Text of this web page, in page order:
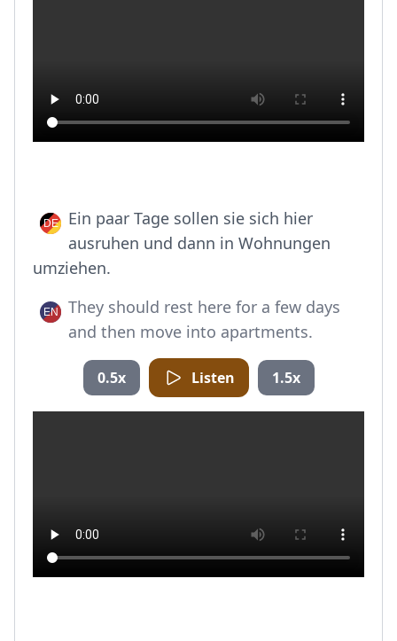
Ein paar Tage sollen sie sich hier
ausruhen und dann in Wohnungen
umziehen.
They should rest here for a few days
and then move into apartments.
0.5x Listen 1.5x